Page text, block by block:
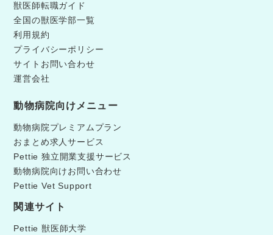
獣医師転職ガイド
全国の獣医学部一覧
利用規約
プライバシーポリシー
サイトお問い合わせ
運営会社
動物病院向けメニュー
動物病院プレミアムプラン
おまとめ求人サービス
Pettie 独立開業支援サービス
動物病院向けお問い合わせ
Pettie Vet Support
関連サイト
Pettie 獣医師大学